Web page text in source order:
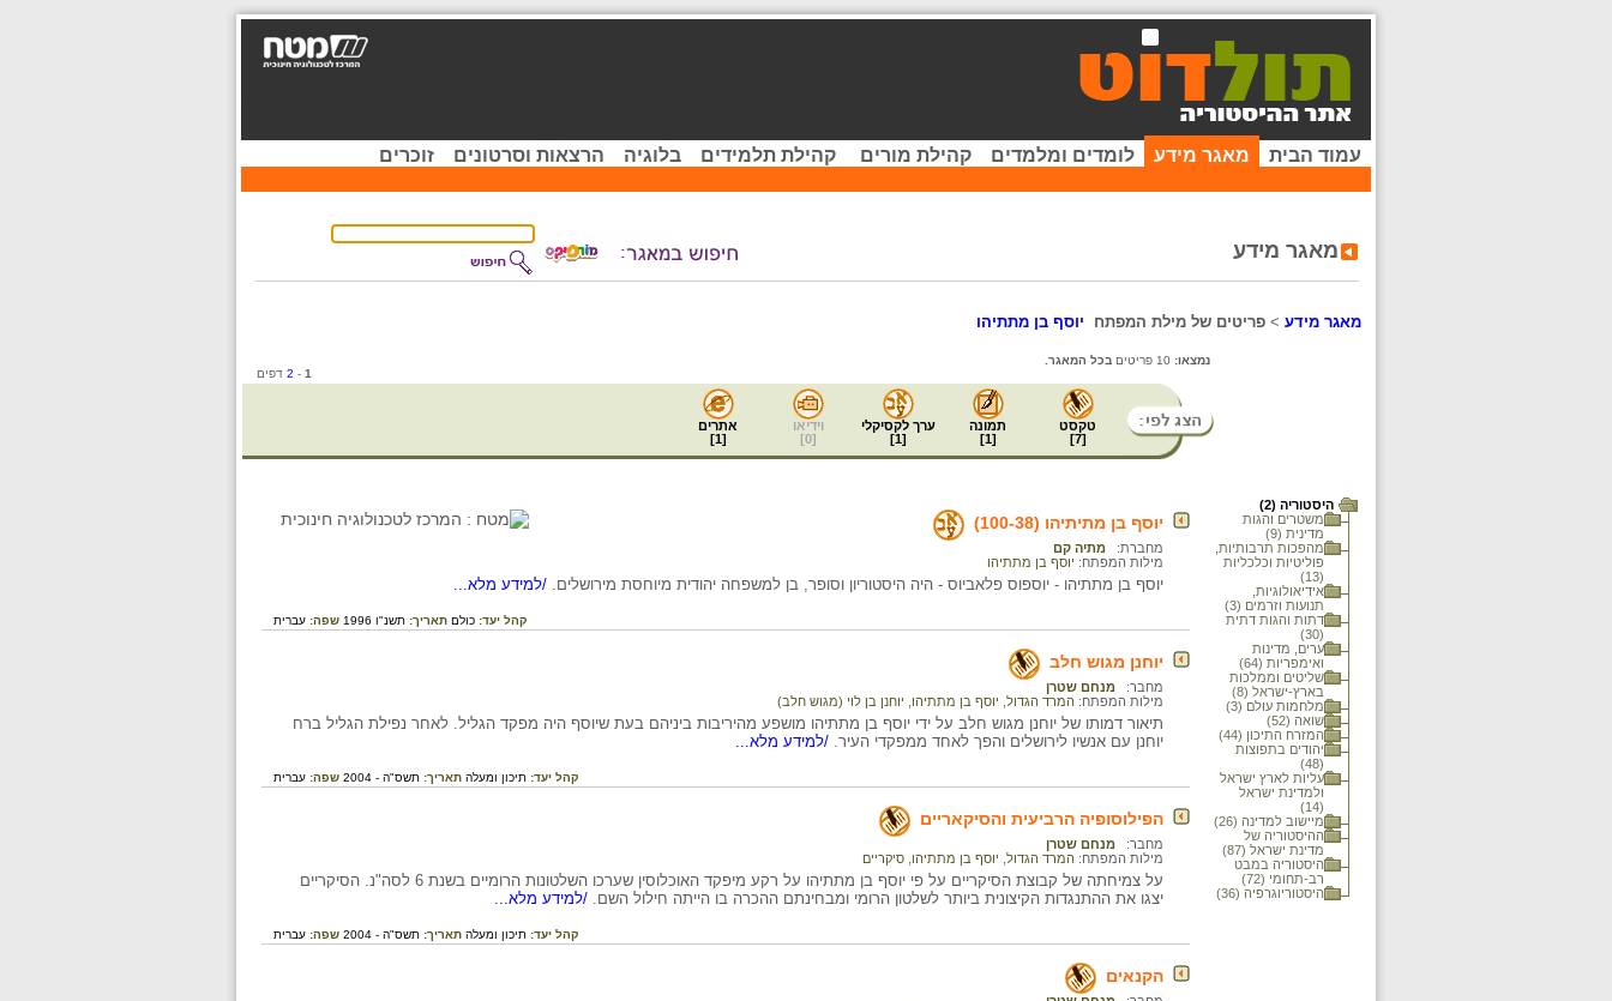
עמוד הבית מאגר מידע לומדים ומלמדים קהילת מורים קהילת תלמידים בלוגיה הרצאות וסרטונים זוכרים
מאגר מידע
מאגר מידע > פריטים של מילת המפתח יוסף בן מתתיהו
נמצאו:
בכל המאגר.
1
-
2 דפים
טקסט
[
7
]
תמונה
[
1
]
ערך לקסיקלי
[
1
]
וידיאו
[
0
]
אתרים
[
1
]
היסטוריה (2)
משטרים והגות
מדינית (9)
מהפכות תרבותיות,
פוליטיות וכלכליות
(13)
אידיאולוגיות,
תנועות וזרמים (3)
דתות והגות דתית
(30)
ערים, מדינות
ואימפריות (64)
שליטים וממלכות
בארץ-ישראל (8)
מלחמות עולם (3)
שואה (52)
המזרח התיכון (44)
יהודים בתפוצות
(48)
עליות לארץ ישראל
ולמדינת ישראל
(14)
מיישוב למדינה (26)
ההיסטוריה של
מדינת ישראל (87)
היסטוריה במבט
רב-תחומי (72)
היסטוריוגרפיה (36)
יוסף בן מתיתיהו (100-38)
מחברת:
מתיה קם
מילות המפתח: יוסף בן מתתיהו
יוסף בן מתתיהו - יוספוס פלאביוס - היה היסטוריון וסופר, בן למשפחה יהודית מיוחסת מירושלים. /למידע מלא...
קהל יעד: כולם תאריך: תשנ"ו 1996 שפה: עברית
יוחנן מגוש חלב
מחבר:
מנחם שטרן
מילות המפתח: המרד הגדול יוסף בן מתתיהו יוחנן בן לוי (מגוש חלב)
תיאור דמותו של יוחנן מגוש חלב על ידי יוסף בן מתתיהו מושפע מהיריבות ביניהם בעת שיוסף היה מפקד הגליל. לאחר נפילת הגליל ברח
יוחנן עם אנשיו לירושלים והפך לאחד ממפקדי העיר. /למידע מלא...
קהל יעד: תיכון ומעלה תאריך: תשס"ה - 2004 שפה: עברית
הפילוסופיה הרביעית והסיקאריים
מחבר:
מנחם שטרן
מילות המפתח: המרד הגדול יוסף בן מתתיהו סיקריים
על צמיחתה של קבוצת הסיקריים על פי יוסף בן מתתיהו על רקע מיפקד האוכלוסין שערכו השלטונות הרומיים בשנת 6 לסה"נ. הסיקריים
יצגו את ההתנגדות הקיצונית ביותר לשלטון הרומי ומבחינתם ההכרה בו הייתה חילול השם. /למידע מלא...
קהל יעד: תיכון ומעלה תאריך: תשס"ה - 2004 שפה: עברית
הקנאים